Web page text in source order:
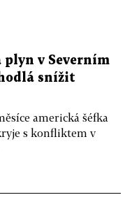
plyn v Severním
snížit
americká šéfka
s konfliktem v